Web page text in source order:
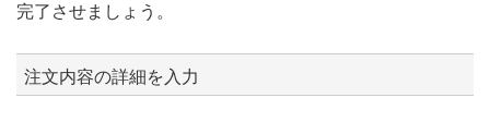
完了させましょう。
注文内容の詳細を入力